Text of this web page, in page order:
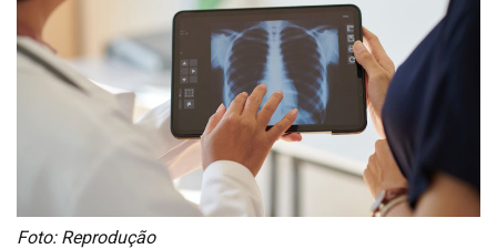
Foto: Reprodução